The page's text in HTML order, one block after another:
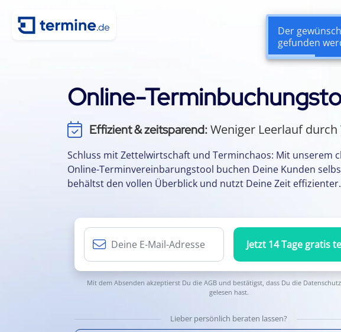
Online-
Einfach & flexibel: Keine App oder Installation
Kundenbindung:Durch einfache
Kalenderintegration:Termine per Klick in den
Schluss mit Zettelwirtschaft und Terminchaos: Mit unserem
Online-Terminvereinbarungstool buchen Deine Kunden
behältst den vollen Überblick und nutzt Deine Zeit effizienter.
Jetzt 14 Tage gratis
Mit dem Absenden akzeptierst Du die AGBund bestätigst, dass Du die
gelesen hast.
Lieber persönlich beraten lassen?